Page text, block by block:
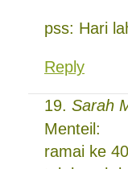
pss: Hari
Reply
Sarah
Menteil:
ramai ke